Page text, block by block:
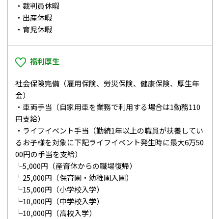
・裁判員休暇
・出産休暇
・育児休暇
福利厚生
社会保険完備（雇用保険、労災保険、健康保険、厚生年
金）
・車両手当（自家用車を業務で利用する場合は1勤務110
円支給）
・ライフイベント手当（勤続1年以上の職員が扶養してい
るお子様を対象に下記ライフイベント発生時に最大6万50
00円の手当を支給）
└5,000円（産育休からの職場復帰）
└25,000円（保育園・幼稚園入園）
└15,000円（小学校入学）
└10,000円（中学校入学）
└10,000円（高校入学）